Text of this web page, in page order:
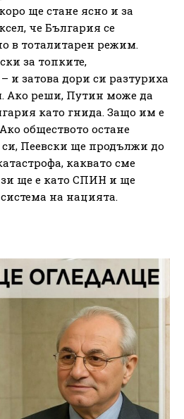
ще стане ясно и за
че България се
в тоталитарен режим.
за топките,
и затова дори си разтуриха
Ако реши, Путин може да
като гнида. Защо им е
обществото остане
си, Пеевски ще продължи до
каквато сме
ще е като СПИН и ще
на нацията.